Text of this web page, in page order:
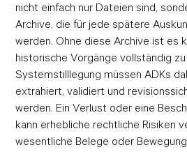
nicht einfach nur Dateien sind,
Archive, die für jede spätere
werden. Ohne diese Archive ist es
historische Vorgänge vollständig
Systemstilllegung müssen ADKs
extrahiert, validiert und
werden. Ein Verlust oder eine
kann erhebliche rechtliche Risiken
wesentliche Belege oder